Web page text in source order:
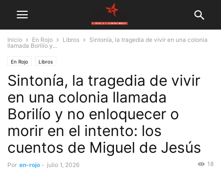
Inicio En Rojo Libros
Sintonía, la tragedia de vivir en una colonia
llamada Borilío y...
En Rojo Libros
Sintonía, la tragedia de vivir
en una colonia llamada
Borilío y no enloquecer o
morir en el intento: los
cuentos de Miguel de Jesús
Por en-rojo - julio 1, 2026 18